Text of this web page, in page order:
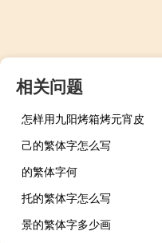
相关问题
怎样用九阳烤箱烤元宵皮
己的繁体字怎么写
的繁体字何
托的繁体字怎么写
景的繁体字多少画